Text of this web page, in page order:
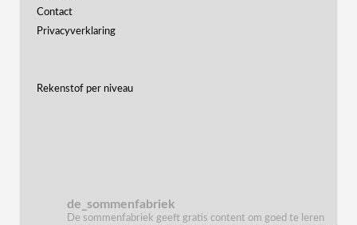
Contact
Privacyverklaring
Rekenstof per niveau
de_sommenfabriek
De sommenfabriek geeft gratis content om goed te leren